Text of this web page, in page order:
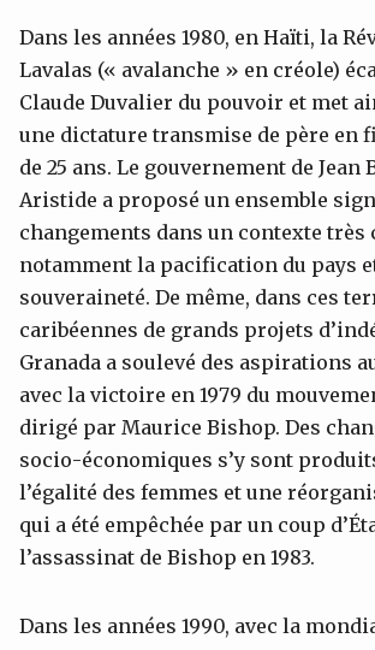
Dans les années 1980, en Haïti, la
Lavalas (« avalanche » en créole)
Claude Duvalier du pouvoir et met
une dictature transmise de père en
de 25 ans. Le gouvernement de Jean
Aristide a proposé un ensemble
changements dans un contexte très
notamment la pacification du pays
souveraineté. De même, dans ces
caribéennes de grands projets
Granada a soulevé des aspirations
avec la victoire en 1979 du
dirigé par Maurice Bishop. Des
socio-économiques s’y sont
l’égalité des femmes et une
qui a été empêchée par un coup
l’assassinat de Bishop en 1983.
Dans les années 1990, avec la